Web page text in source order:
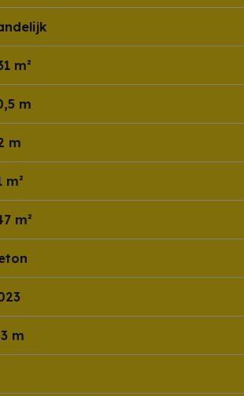
m²
m
m
m²
m²
m